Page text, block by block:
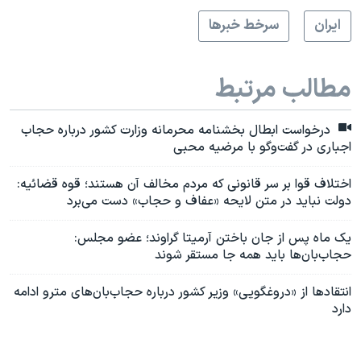
ايران
سرخط خبرها
مطالب مرتبط
درخواست ابطال بخشنامه محرمانه وزارت کشور درباره حجاب
اجباری در گفت‌وگو با مرضیه محبی
اختلاف قوا بر سر قانونی که مردم مخالف آن هستند؛ قوه قضائیه:
دولت نباید در متن لایحه «عفاف و حجاب» دست می‌برد
یک ماه پس از جان باختن آرمیتا گراوند؛ عضو مجلس:
حجاب‌بان‌ها باید همه جا مستقر شوند
انتقادها از «دروغگویی» وزیر کشور درباره حجاب‌بان‌های مترو ادامه
دارد